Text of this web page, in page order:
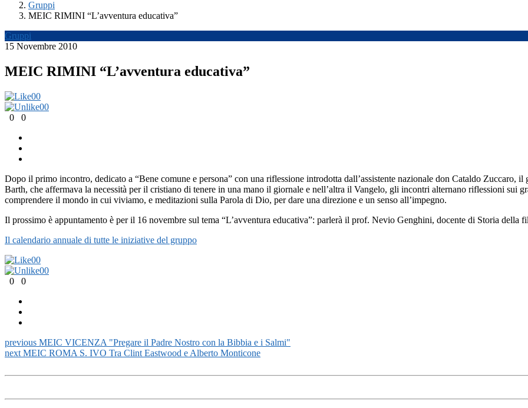
Gruppi
MEIC RIMINI “L’avventura educativa”
Gruppi
15 Novembre 2010
MEIC RIMINI “L’avventura educativa”
00
00
0
0
Dopo il primo incontro, dedicato a “Bene comune e persona” con una riflessione introdotta dall’assistente nazionale don Cataldo Zuccaro,
Barth, che affermava la necessità per il cristiano di tenere in una mano il giornale e nell’altra il Vangelo, gli incontri alternano riflessioni sui
comprendere il mondo in cui viviamo, e meditazioni sulla Parola di Dio, per dare una direzione e un senso all’impegno.
Il prossimo è appuntamento è per il 16 novembre sul tema “L’avventura educativa”: parlerà il prof. Nevio Genghini, docente di Storia
Il calendario annuale di tutte le iniziative del gruppo
00
00
0
0
previous MEIC VICENZA "Pregare il Padre Nostro con la Bibbia e i Salmi"
next MEIC ROMA S. IVO Tra Clint Eastwood e Alberto Monticone